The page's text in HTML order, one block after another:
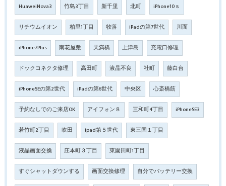
HuaweiNova3 竹島3丁目 新千里 北町 iPhone10ｓ
リチウムイオン 柏里1丁目 牧落 iPadの第7世代 川面
iPhone7Plus 南花屋敷 天満橋 上津島 充電口修理
ドックコネクタ修理 高田町 液晶不良 社町 藤白台
iPhoneSEの第2世代 iPadの第6世代 中央区 心斎橋筋
予約なしでのご来店OK アイフォン８ 三和町4丁目 iPhoneSE3
若竹町2丁目 吹田 ipad第５世代 東三国１丁目
液晶画面交換 庄本町３丁目 東園田町1丁目
すぐシャットダウンする 画面交換修理 自分でバッテリー交換